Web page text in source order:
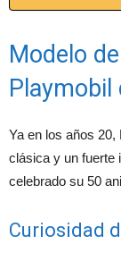
Modelo
Playmobil
Ya en los años
clásica y un fuerte
celebrado su 50
Curiosidad